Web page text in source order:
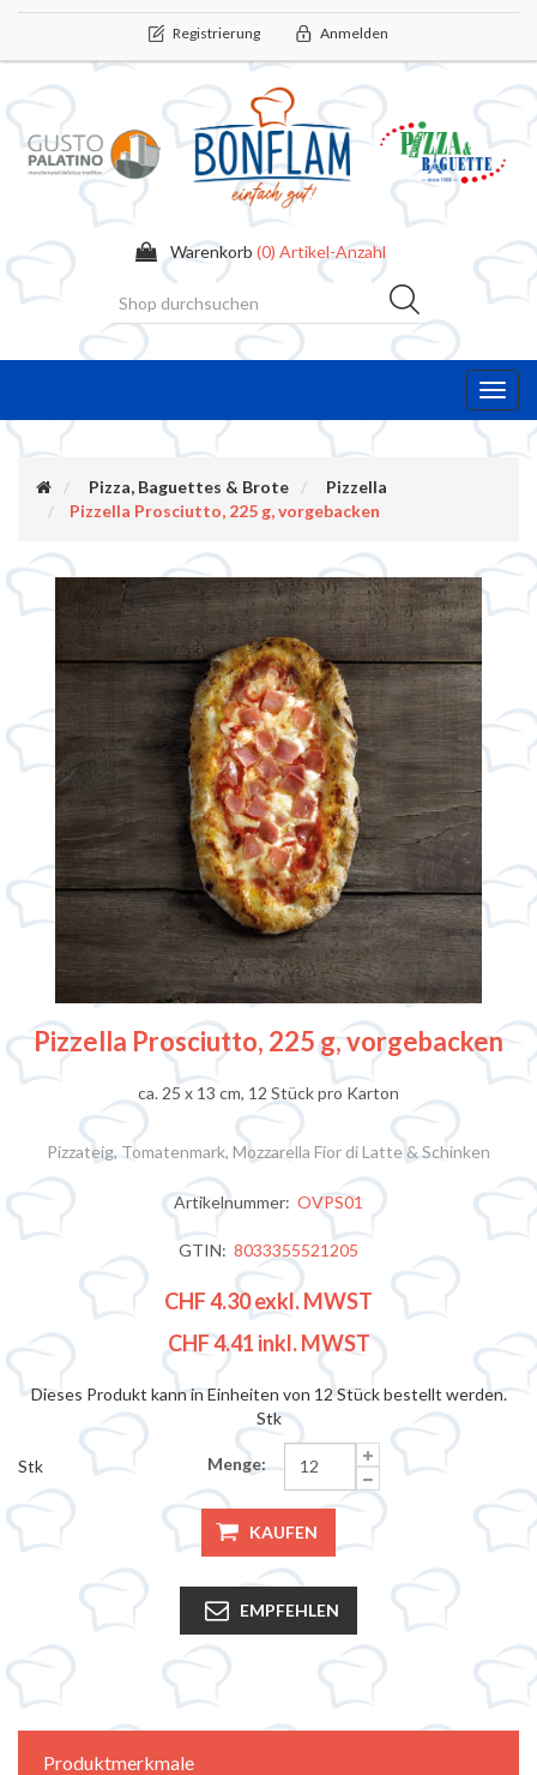
Registrierung Anmelden
Warenkorb (0) Artikel-Anzahl
Pizza, Baguettes & Brote
Pizzella
Pizzella Prosciutto, 225 g, vorgebacken
Pizzella Prosciutto, 225 g, vorgebacken
ca. 25 x 13 cm, 12 Stück pro Karton
Pizzateig, Tomatenmark, Mozzarella Fior di Latte & Schinken
Artikelnummer: OVPS01
GTIN: 8033355521205
CHF 4.30exkl. MWST
CHF 4.41 inkl. MWST
Dieses Produkt kann in Einheiten von 12 Stück bestellt werden.
Stk
Menge:
Stk
KAUFEN
EMPFEHLEN
Produktmerkmale